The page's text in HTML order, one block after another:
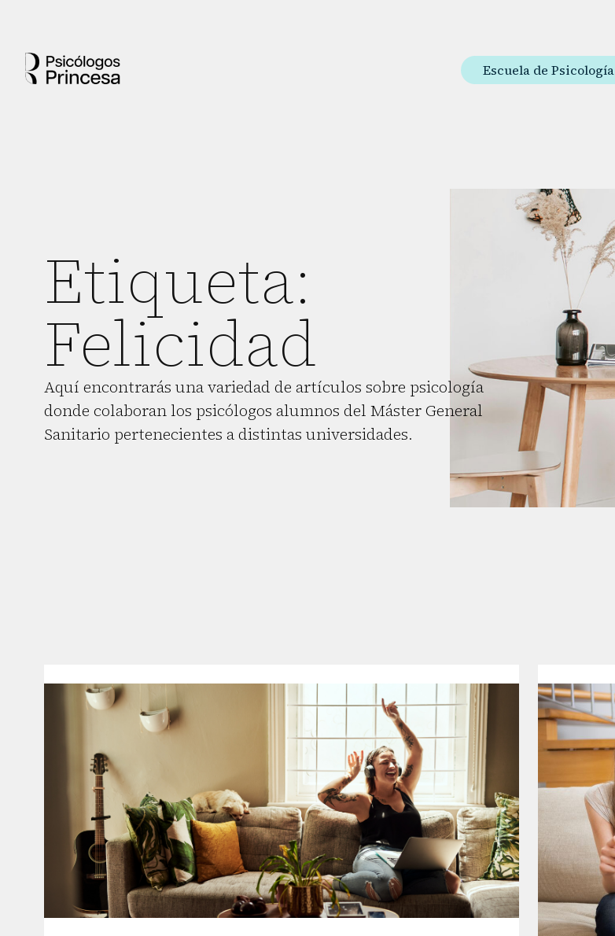
Escuela de Psicología
Etiqueta:
Felicidad
Aquí encontrarás una variedad de artículos sobre psicología
donde colaboran los psicólogos alumnos del Máster General
Sanitario pertenecientes a distintas universidades.